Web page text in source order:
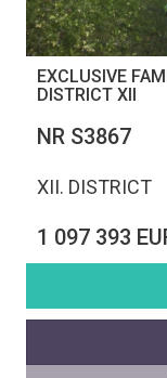
EXCLUSIVE
DISTRICT XII
NR S3867
XII. DISTRICT
1 097 393